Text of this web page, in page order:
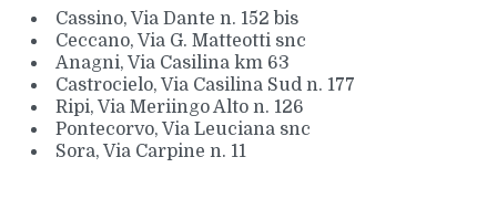
Cassino, Via Dante n. 152 bis
Ceccano, Via G. Matteotti snc
Anagni, Via Casilina km 63
Castrocielo, Via Casilina Sud n. 177
Ripi, Via Meriingo Alto n. 126
Pontecorvo, Via Leuciana snc
Sora, Via Carpine n. 11